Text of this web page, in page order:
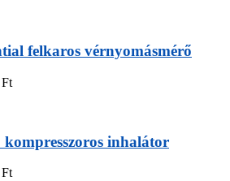
felkaros vérnyomásmérő
Ft
inhalátor
Ft